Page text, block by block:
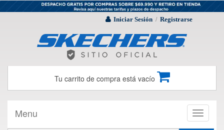
Iniciar Sesión / Registrarse
Tu carrito de compra está vacío
Toggle
Menu